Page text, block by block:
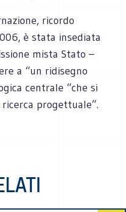
ricordo
è stata insediata
mista Stato –
a “un ridisegno
centrale “che si
progettuale”.